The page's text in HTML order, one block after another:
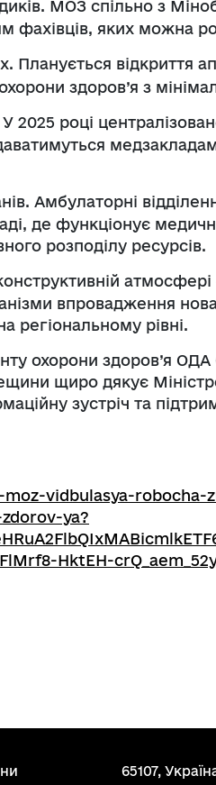
МОЗ спільно з
фахівців, яких можна
Планується відкриття
здоров’я з
2025 році
Амбулаторні
де функціонує
розподілу ресурсів.
атмосфері
впровадження
регіональному рівні.
охорони здоров’я ОДА
щиро дякує
зустріч та
vidbulasya-
ya?
HktEH-
65107,